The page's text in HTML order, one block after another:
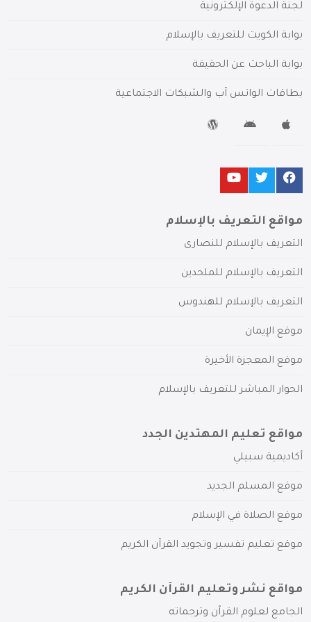
لجنة الدعوة الإلكترونية
بوابة الكويت للتعريف بالإسلام
بوابة الباحث عن الحقيقة
بطاقات الواتس آب والشبكات الاجتماعية
مواقع التعريف بالإسلام
التعريف بالإسلام للنصارى
التعريف بالإسلام للملحدين
التعريف بالإسلام للهندوس
موقع الإيمان
موقع المعجزة الأخيرة
الحوار المباشر للتعريف بالإسلام
مواقع تعليم المهتدين الجدد
أكاديمية سبيلي
موقع المسلم الجديد
موقع الصلاة في الإسلام
موقع تعليم تفسير وتجويد القرآن الكريم
مواقع نشر وتعليم القرآن الكريم
الجامع لعلوم القرآن وترجماته